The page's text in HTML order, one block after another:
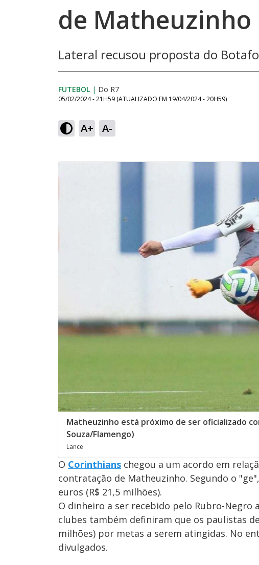
de Matheuzinho
Lateral recusou proposta do
FUTEBOL | Do R7
05/02/2024 - 21H59 (ATUALIZADO EM 19/04/2024 - 20H59)
A+ A-
Matheuzinho está próximo de ser oficializado
Souza/Flamengo)
Lance
O Corinthians chegou a um acordo em
contratação de Matheuzinho. Segundo o
euros (R$ 21,5 milhões).
O dinheiro a ser recebido pelo Rubro-Negro
clubes também definiram que os paulistas
milhões) por metas a serem atingidas. No
divulgados.